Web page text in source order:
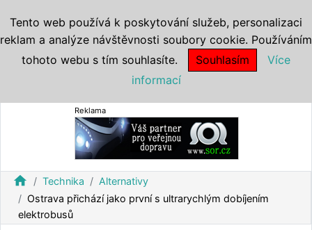
Reklama
home Technika
Alternativy
Ostrava přichází jako první s ultrarychlým dobíjením
elektrobusů
Tento web používá k poskytování služeb, personalizaci
reklam a analýze návštěvnosti soubory cookie. Používáním
tohoto webu s tím souhlasíte.
Souhlasím
Více
informací